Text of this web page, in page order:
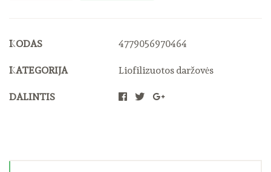
KODAS
4779056970464
KATEGORIJA
Liofilizuotos daržovės
DALINTIS